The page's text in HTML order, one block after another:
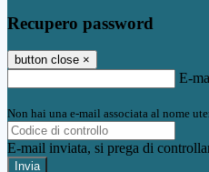
Recupero password
button close ×
E-
Non hai una e-mail associata al nome
E-mail inviata, si prega di